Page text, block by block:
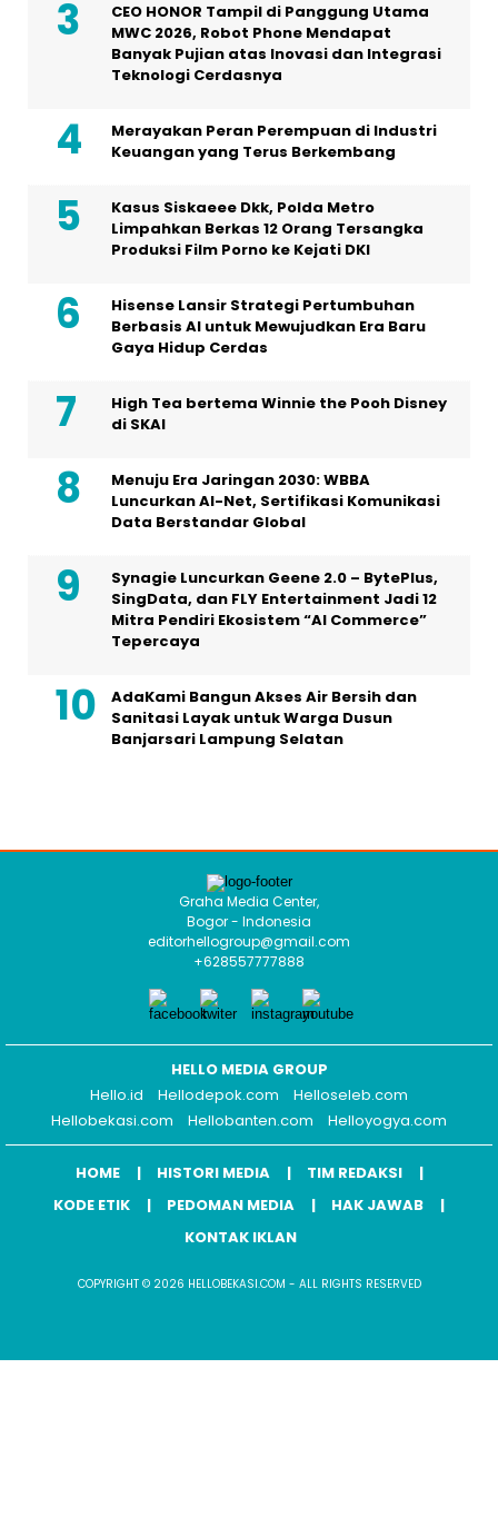
CEO HONOR Tampil di Panggung Utama
MWC 2026, Robot Phone Mendapat
Banyak Pujian atas Inovasi dan Integrasi
Teknologi Cerdasnya
Merayakan Peran Perempuan di Industri
Keuangan yang Terus Berkembang
Kasus Siskaeee Dkk, Polda Metro
Limpahkan Berkas 12 Orang Tersangka
Produksi Film Porno ke Kejati DKI
Hisense Lansir Strategi Pertumbuhan
Berbasis AI untuk Mewujudkan Era Baru
Gaya Hidup Cerdas
High Tea bertema Winnie the Pooh Disney
di SKAI
Menuju Era Jaringan 2030: WBBA
Luncurkan AI-Net, Sertifikasi Komunikasi
Data Berstandar Global
Synagie Luncurkan Geene 2.0 – BytePlus,
SingData, dan FLY Entertainment Jadi 12
Mitra Pendiri Ekosistem “AI Commerce”
Tepercaya
AdaKami Bangun Akses Air Bersih dan
Sanitasi Layak untuk Warga Dusun
Banjarsari Lampung Selatan
Graha Media Center,
Bogor - Indonesia
editorhellogroup@gmail.com
+628557777888
HELLO MEDIA GROUP
Hello.id
Hellodepok.com
Helloseleb.com
Hellobekasi.com
Hellobanten.com Helloyogya.com
HOME HISTORI MEDIA
TIM REDAKSI
KODE ETIK
PEDOMAN MEDIA
HAK JAWAB
KONTAK IKLAN
COPYRIGHT © 2026 HELLOBEKASI.COM - ALL RIGHTS RESERVED